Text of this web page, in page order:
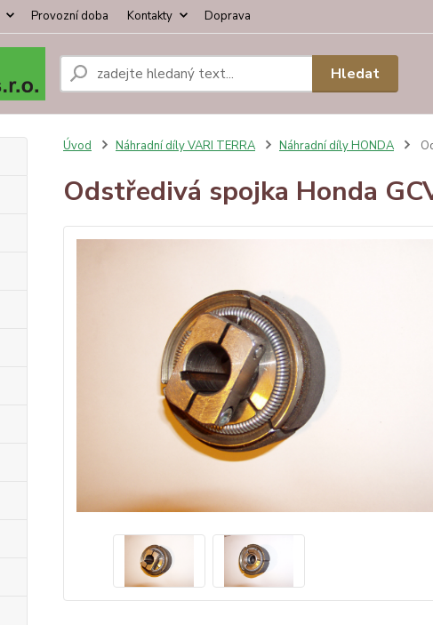
Provozní doba Kontakty Doprava
Hledat
Úvod Náhradní díly VARI TERRA Náhradní díly HONDA
Odstředivá spojka Honda